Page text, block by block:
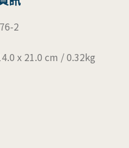
2
x 21.0 cm / 0.32kg